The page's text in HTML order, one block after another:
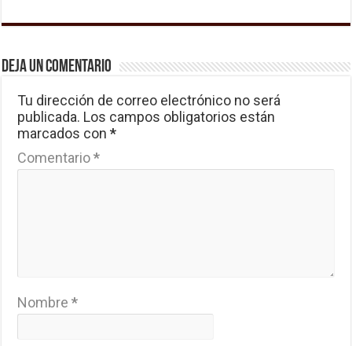
Deja un comentario
Tu dirección de correo electrónico no será
publicada. Los campos obligatorios están
marcados con*
Comentario*
Nombre*